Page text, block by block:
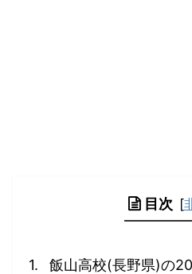
目次 [
飯山高校(長野県)の